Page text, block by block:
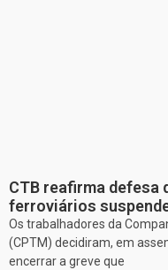
CTB reafirma
ferroviários
Os trabalhadores da
(CPTM) decidiram, em
encerrar a greve que